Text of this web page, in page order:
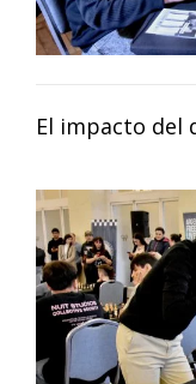
El impacto del